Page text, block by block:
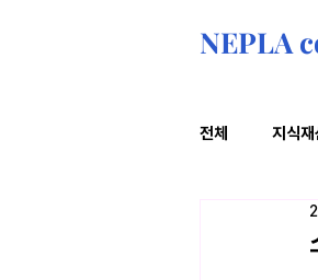
NEPLA
전체 지식